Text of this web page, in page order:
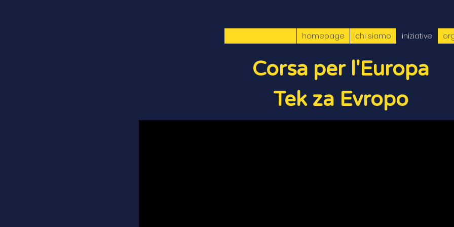
homepage chi siamo iniziative
Corsa per l'Europa
Tek za Evropo